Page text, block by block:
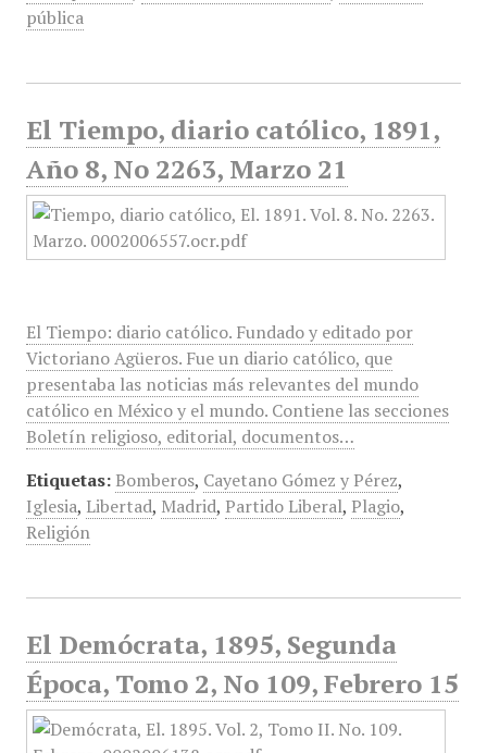
pública
El Tiempo, diario católico, 1891,
Año 8, No 2263, Marzo 21
El Tiempo: diario católico. Fundado y editado por
Victoriano Agüeros. Fue un diario católico, que
presentaba las noticias más relevantes del mundo
católico en México y el mundo. Contiene las secciones
Boletín religioso, editorial, documentos…
Etiquetas: Bomberos, Cayetano Gómez y Pérez,
Iglesia, Libertad, Madrid, Partido Liberal, Plagio,
Religión
El Demócrata, 1895, Segunda
Época, Tomo 2, No 109, Febrero 15